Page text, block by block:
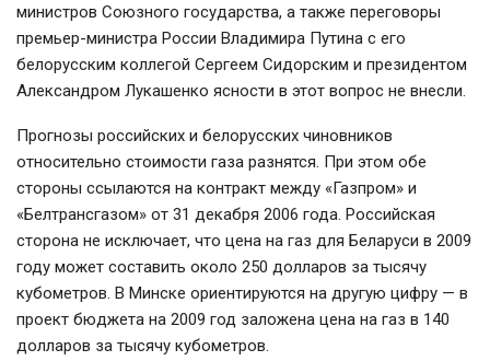
министров Союзного государства, а также переговоры
премьер-министра России Владимира Путина с его
белорусским коллегой Сергеем Сидорским и президентом
Александром Лукашенко ясности в этот вопрос не внесли.
Прогнозы российских и белорусских чиновников
относительно стоимости газа разнятся. При этом обе
стороны ссылаются на контракт между «Газпром» и
«Белтрансгазом» от 31 декабря 2006 года. Российская
сторона не исключает, что цена на газ для Беларуси в 2009
году может составить около 250 долларов за тысячу
кубометров. В Минске ориентируются на другую цифру — в
проект бюджета на 2009 год заложена цена на газ в 140
долларов за тысячу кубометров.